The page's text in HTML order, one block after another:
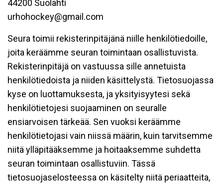
44200 Suolahti
urhohockey@gmail.com
Seura toimii rekisterinpitäjänä niille henkilötiedoille,
joita keräämme seuran toimintaan osallistuvista.
Rekisterinpitäjä on vastuussa sille annetuista
henkilötiedoista ja niiden käsittelystä. Tietosuojassa
kyse on luottamuksesta, ja yksityisyytesi sekä
henkilötietojesi suojaaminen on seuralle
ensiarvoisen tärkeää. Sen vuoksi keräämme
henkilötietojasi vain niissä määrin, kuin tarvitsemme
niitä ylläpitääksemme ja hoitaaksemme suhdetta
seuran toimintaan osallistuviin. Tässä
tietosuojaselosteessa on käsitelty niitä periaatteita,